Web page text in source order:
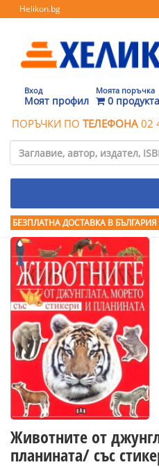
Helikon.bg
Вход
Моят профил
Моята поръчка
0 продукта
ПОРЪЧКИ ПО ТЕЛЕФОНА 02
БЕЗПЛАТНА ДОСТАВКА В
Животните от
планината/ със